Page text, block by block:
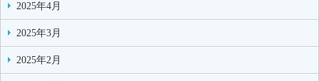
2025年4月
2025年3月
2025年2月